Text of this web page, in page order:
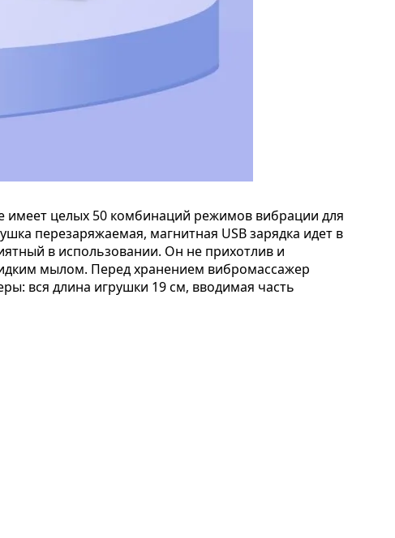
целых 50 комбинаций режимов вибрации для
перезаряжаемая, магнитная USB зарядка идет в
в использовании. Он не прихотлив и
мылом. Перед хранением вибромассажер
вся длина игрушки 19 см, вводимая часть